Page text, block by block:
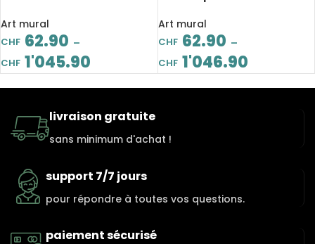
main, de style expresso
Art mural
CHF 62.90 –
CHF 1'045.90
grand format, art
minimaliste
Art mural
CHF 62.90 –
CHF 1'046.90
livraison gratuite
sans minimum d'achat !
support 7/7 jours
pour répondre à toutes vos questions.
paiement sécurisé